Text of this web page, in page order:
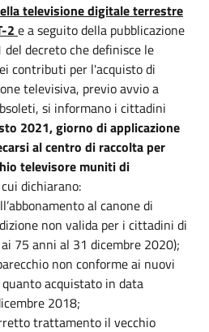
televisione digitale terrestre
2 e a seguito della pubblicazione
del decreto che definisce le
contributi per l'acquisto di
televisiva, previo avvio a
si informano i cittadini
2021, giorno di applicazione
al centro di raccolta per
televisore muniti di
dichiarano:
al canone di
non valida per i cittadini di
75 anni al 31 dicembre 2020);
non conforme ai nuovi
acquistato in data
2018;
trattamento il vecchio